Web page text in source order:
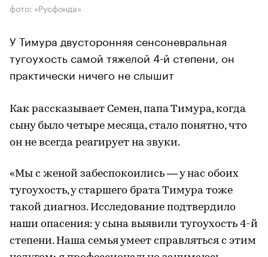
фото: «Русфонда»
У Тимура двусторонняя сенсоневральная
тугоухость самой тяжелой 4-й степени, он
практически ничего не слышит
Как рассказывает Семен, папа Тимура, когда
сыну было четыре месяца, стало понятно, что
он не всегда реагирует на звуки.
«Мы с женой забеспокоились — у нас обоих
тугоухость, у старшего брата Тимура тоже
такой диагноз. Исследование подтвердило
наши опасения: у сына выявили тугоухость 4-й
степени. Наша семья умеет справляться с этим